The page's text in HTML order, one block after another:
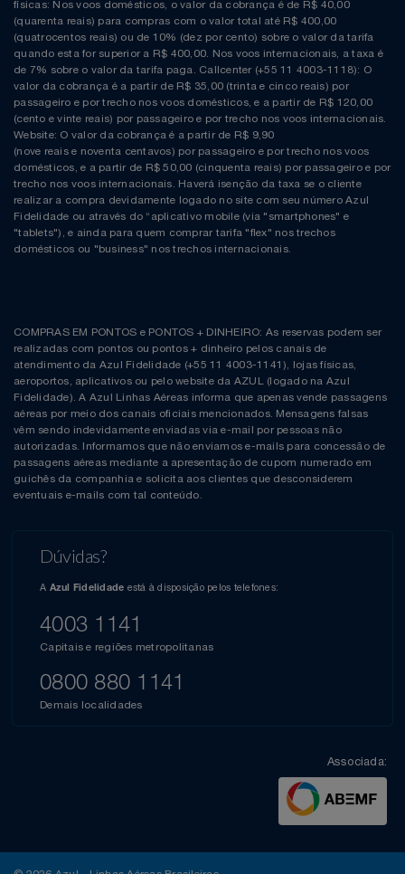
físicas: Nos voos domésticos, o valor da cobrança é de R$ 40,00
(quarenta reais) para compras com o valor total até R$ 400,00
(quatrocentos reais) ou de 10% (dez por cento) sobre o valor da tarifa
quando esta for superior a R$ 400,00. Nos voos internacionais, a taxa é
de 7% sobre o valor da tarifa paga. Callcenter (+55 11 4003-1118): O
valor da cobrança é a partir de R$ 35,00 (trinta e cinco reais) por
passageiro e por trecho nos voos domésticos, e a partir de R$ 120,00
(cento e vinte reais) por passageiro e por trecho nos voos internacionais.
Website: O valor da cobrança é a partir de R$ 9,90
(nove reais e noventa centavos) por passageiro e por trecho nos voos
domésticos, e a partir de R$ 50,00 (cinquenta reais) por passageiro e por
trecho nos voos internacionais. Haverá isenção da taxa se o cliente
realizar a compra devidamente logado no site com seu número Azul
Fidelidade ou através do “aplicativo mobile (via "smartphones" e
"tablets"), e ainda para quem comprar tarifa "flex" nos trechos
domésticos ou "business" nos trechos internacionais.
COMPRAS EM PONTOS e PONTOS + DINHEIRO: As reservas podem ser
realizadas com pontos ou pontos + dinheiro pelos canais de
atendimento da Azul Fidelidade (+55 11 4003-1141), lojas físicas,
aeroportos, aplicativos ou pelo website da AZUL (logado na Azul
Fidelidade). A Azul Linhas Aéreas informa que apenas vende passagens
aéreas por meio dos canais oficiais mencionados. Mensagens falsas
vêm sendo indevidamente enviadas via e-mail por pessoas não
autorizadas. Informamos que não enviamos e-mails para concessão de
passagens aéreas mediante a apresentação de cupom numerado em
guichês da companhia e solicita aos clientes que desconsiderem
eventuais e-mails com tal conteúdo.
Dúvidas?
A Azul Fidelidade está à disposição pelos telefones:
4003 1141
Capitais e regiões metropolitanas
0800 880 1141
Demais localidades
Associada: